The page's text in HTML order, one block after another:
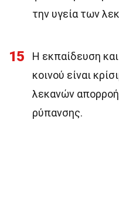
την υγεία των
15
Η εκπαίδευση
κοινού είναι
λεκανών
ρύπανσης.